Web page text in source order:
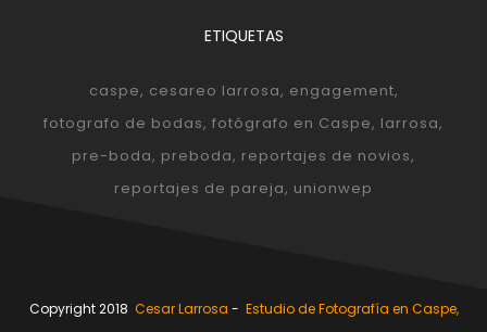
ETIQUETAS
caspe cesareo larrosa engagement
fotografo de bodas fotógrafo en Caspe larrosa
pre-boda preboda reportajes de novios
reportajes de pareja unionwep
Copyright 2018 Cesar Larrosa - Estudio de Fotografía en Caspe,